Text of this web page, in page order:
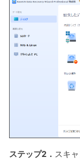
ステップ2． スキ